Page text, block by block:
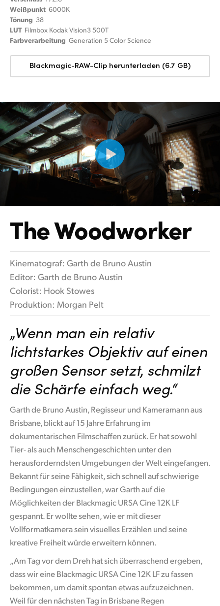
Weißpunkt 6000K
Tönung 38
LUT Filmbox Kodak Vision3 500T
Farbverarbeitung Generation 5 Color Science
Blackmagic-RAW-Clip herunterladen (6.7 GB)
The Woodworker
Kinematograf: Garth de Bruno Austin
Editor: Garth de Bruno Austin
Colorist: Hook Stowes
Produktion: Morgan Pelt
„Wenn man ein relativ
lichtstarkes Objektiv auf einen
großen Sensor setzt, schmilzt
die Schärfe einfach weg.“
Garth de Bruno Austin, Regisseur und Kameramann aus
Brisbane, blickt auf 15 Jahre Erfahrung im
dokumentarischen Filmschaffen zurück. Er hat sowohl
Tier- als auch Menschengeschichten unter den
herausforderndsten Umgebungen der Welt eingefangen.
Bekannt für seine Fähigkeit, sich schnell auf schwierige
Bedingungen einzustellen, war Garth auf die
Möglichkeiten der Blackmagic URSA Cine 12K LF
gespannt. Er wollte sehen, wie er mit dieser
Vollformatkamera sein visuelles Erzählen und seine
kreative Freiheit würde erweitern können.
„Am Tag vor dem Dreh hat sich überraschend ergeben,
dass wir eine Blackmagic URSA Cine 12K LF zu fassen
bekommen, um damit spontan etwas aufzuzeichnen.
Weil für den nächsten Tag in Brisbane Regen